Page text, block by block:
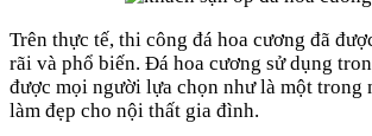
Trên thực tế, thi công đá hoa cương đã
rãi và phổ biến. Đá hoa cương sử dụng
được mọi người lựa chọn như là một trong
làm đẹp cho nội thất gia đình.